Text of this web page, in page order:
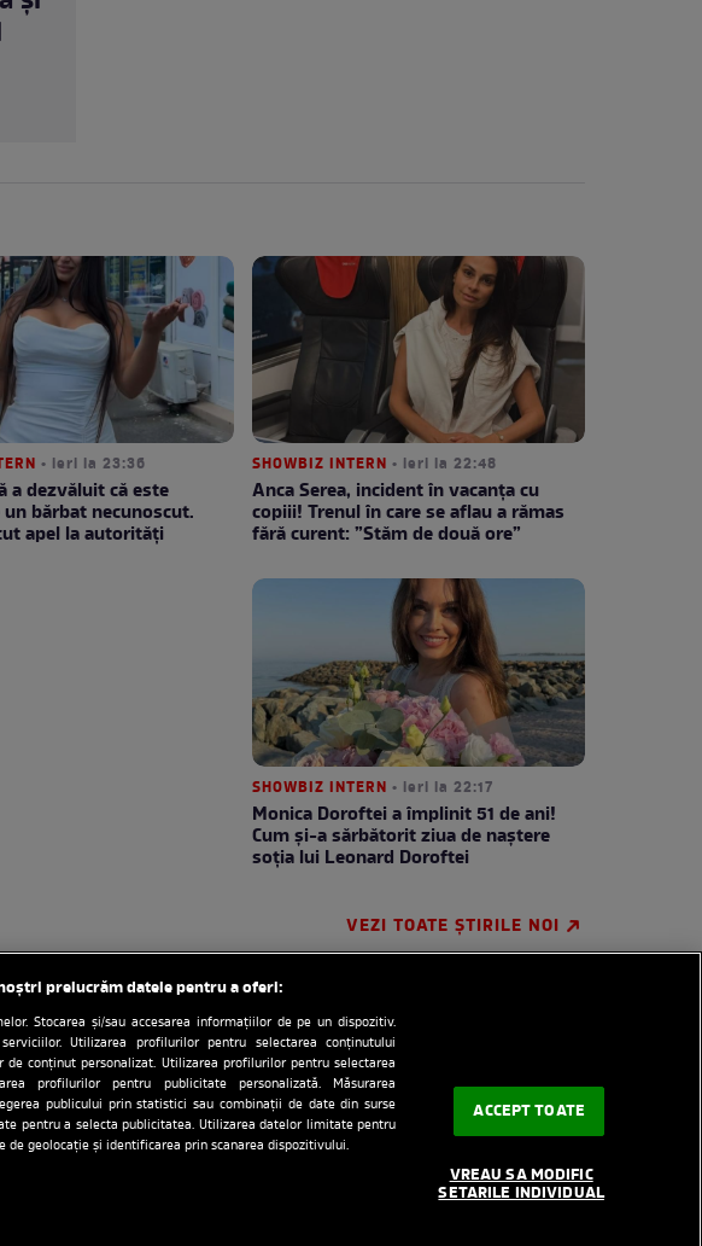
• ieri la 23:36
a dezvăluit că este
bărbat necunoscut.
apel la autorități
SHOWBIZ INTERN • ieri la 22:48
Anca Serea, incident în vacanța cu
copiii! Trenul în care se aflau a rămas
fără curent: ”Stăm de două ore”
SHOWBIZ INTERN • ieri la 22:17
Monica Doroftei a împlinit 51 de ani!
Cum și-a sărbătorit ziua de naștere
soția lui Leonard Doroftei
VEZI TOATE ȘTIRILE NOI
Date companie RSS
Despre cookie
prelucrăm datele pentru a oferi:
Stocarea și/sau accesarea informațiilor de pe un dispozitiv.
Utilizarea profilurilor pentru selectarea conținutului
de conținut personalizat. Utilizarea profilurilor pentru selectarea
profilurilor pentru publicitate personalizată. Măsurarea
publicului prin statistici sau combinații de date din surse
pentru a selecta publicitatea. Utilizarea datelor limitate pentru
de geolocație și identificarea prin scanarea dispozitivului.
ACCEPT TOATE
VREAU SA MODIFIC
SETARILE INDIVIDUAL